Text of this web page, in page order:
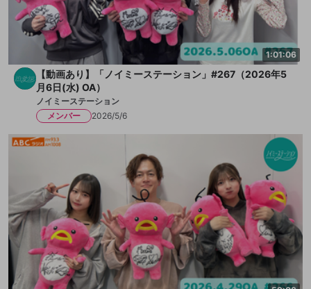
1:01:06
【動画あり】「ノイミーステーション」#267（2026年5
月6日(水) OA）
ノイミーステーション
メンバー
2026/5/6